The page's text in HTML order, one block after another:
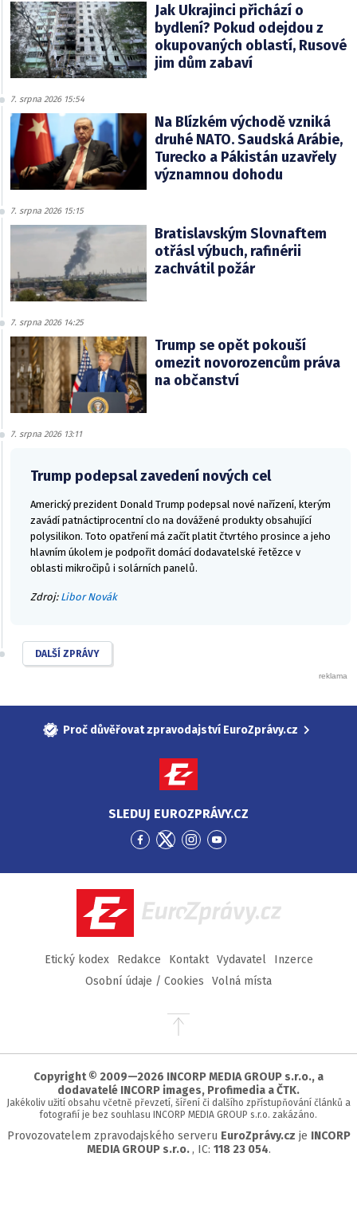
Jak Ukrajinci přichází o
bydlení? Pokud odejdou z
okupovaných oblastí, Rusové
jim dům zabaví
7. srpna 2026 15:54
Na Blízkém východě vzniká
druhé NATO. Saudská Arábie,
Turecko a Pákistán uzavřely
významnou dohodu
7. srpna 2026 15:15
Bratislavským Slovnaftem
otřásl výbuch, rafinérii
zachvátil požár
7. srpna 2026 14:25
Trump se opět pokouší
omezit novorozencům práva
na občanství
7. srpna 2026 13:11
Trump podepsal zavedení nových cel
Americký prezident Donald Trump podepsal nové nařízení, kterým
zavádí patnáctiprocentní clo na dovážené produkty obsahující
polysilikon. Toto opatření má začít platit čtvrtého prosince a jeho
hlavním úkolem je podpořit domácí dodavatelské řetězce v
oblasti mikročipů i solárních panelů.
Zdroj: Libor Novák
DALŠÍ ZPRÁVY
Proč důvěřovat zpravodajství EuroZprávy.cz
SLEDUJ EUROZPRÁVY.CZ
Přejít
Facebook
Přejít
Twitter
Přejít
Instagram
Přejít
YouTube
EuroZprávy.cz
Etický kodex Redakce Kontakt Vydavatel
Inzerce
Osobní údaje / Cookies
Volná místa
Přejít
stránky
Copyright © 2009—2026 INCORP MEDIA GROUP s.r.o., a
dodavatelé INCORP images, Profimedia a ČTK.
Jakékoliv užití obsahu včetně převzetí, šíření či dalšího zpřístupňování článků a
fotografií je bez souhlasu INCORP MEDIA GROUP s.r.o. zakázáno.
Provozovatelem zpravodajského serveru EuroZprávy.cz je INCORP
MEDIA GROUP s.r.o. , IC: 118 23 054.